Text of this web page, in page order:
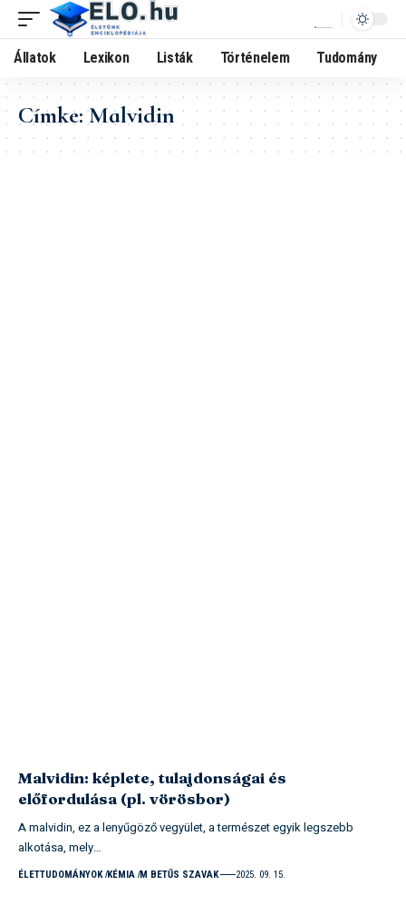
Állatok Lexikon Listák Történelem Tudomány
Címke:Malvidin
Malvidin: képlete, tulajdonságai és
előfordulása (pl. vörösbor)
A malvidin, ez a lenyűgöző vegyület, a természet egyik legszebb
alkotása, mely…
ÉLETTUDOMÁNYOK KÉMIA M BETŰS SZAVAK 2025. 09. 15.